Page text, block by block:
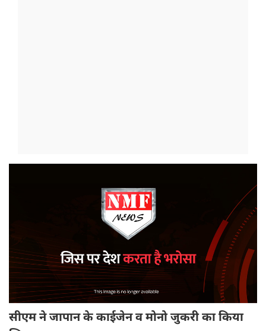
सीएम ने जापान के काईजेन व मोनो जुकरी का किया